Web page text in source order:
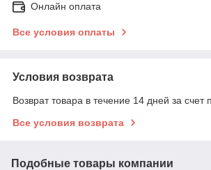
Онлайн оплата
Все условия оплаты
Условия возврата
Возврат товара в течение 14 дней за счет
Все условия возврата
Подобные товары компании